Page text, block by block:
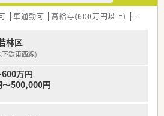
車通勤可 高給与(600万円以上) 教育制
林区
鉄東西線)
万円
500,000円